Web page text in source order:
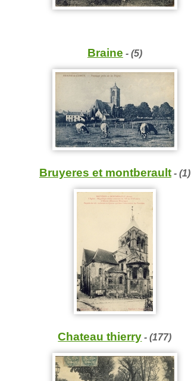
Braine - (5)
Bruyeres et montberault- (1)
Chateau thierry - (177)